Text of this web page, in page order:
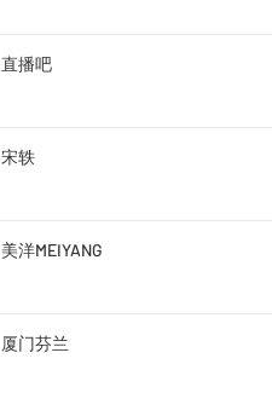
直播吧
宋轶
美洋MEIYANG
厦门芬兰